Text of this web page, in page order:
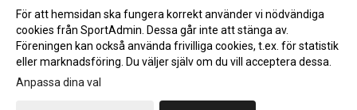
Gå till Webbversion
För att hemsidan ska fungera korrekt använder vi nödvändiga
cookies från SportAdmin. Dessa går inte att stänga av.
Föreningen kan också använda frivilliga cookies, t.ex. för statistik
eller marknadsföring. Du väljer själv om du vill acceptera dessa.
Anpassa dina val